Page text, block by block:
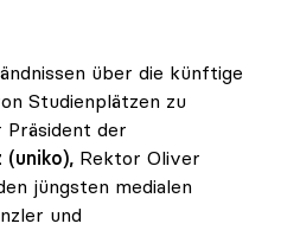
über die künftige
Studienplätzen zu
Präsident der
Rektor Oliver
jüngsten medialen
und